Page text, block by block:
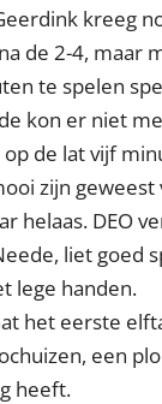
kreeg
de 2-4, maar
te spelen
kon er niet
de lat vijf
zijn geweest
helaas. DEO
liet goed
lege handen.
het eerste
een
heeft.